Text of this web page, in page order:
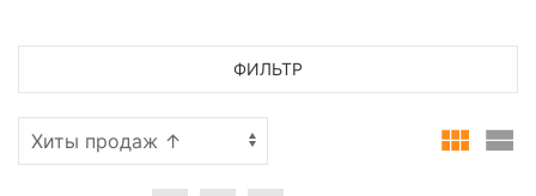
ФИЛЬТР